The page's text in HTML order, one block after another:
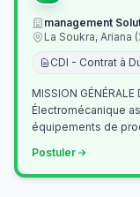
management
La Soukra, Ariana
CDI - Contrat à
MISSION
Électromécanique
équipements de
Postuler